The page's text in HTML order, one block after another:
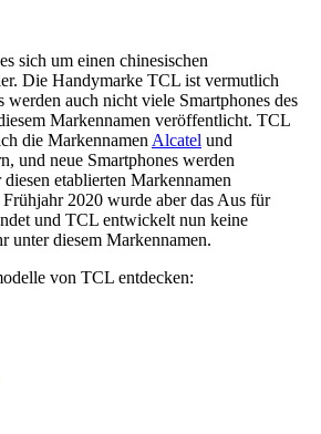
sich um einen chinesischen
Die Handymarke TCL ist vermutlich
werden auch nicht viele Smartphones des
Markennamen veröffentlicht. TCL
die Markennamen Alcatel und
und neue Smartphones werden
etablierten Markennamen
2020 wurde aber das Aus für
und TCL entwickelt nun keine
unter diesem Markennamen.
von TCL entdecken: